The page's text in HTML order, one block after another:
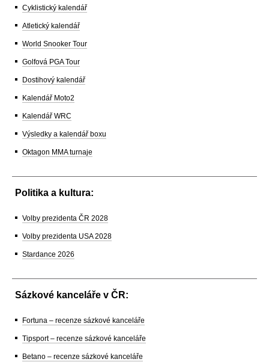
Cyklistický kalendář
Atletický kalendář
World Snooker Tour
Golfová PGA Tour
Dostihový kalendář
Kalendář Moto2
Kalendář WRC
Výsledky a kalendář boxu
Oktagon MMA turnaje
Politika a kultura:
Volby prezidenta ČR 2028
Volby prezidenta USA 2028
Stardance 2026
Sázkové kanceláře v ČR:
Fortuna – recenze sázkové kanceláře
Tipsport – recenze sázkové kanceláře
Betano – recenze sázkové kanceláře